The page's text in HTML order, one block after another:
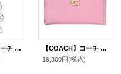
【COACH】コーチ スヌーピー キーホルダー ピーナッツ コラボ レザー バッグチャーム キーリング チャークマルチ（日本未発売）
【COACH】コーチ カードケース レザー エッセンシャル C ロゴ カードケース スリム パスケース 定期入れ 名刺入れ トゥルーピンク（日本未発売）
19,800円(税込)